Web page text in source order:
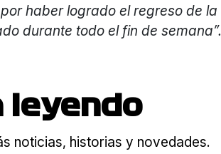
haber logrado el regreso de la
durante todo el fin de semana”.
leyendo
noticias, historias y novedades.